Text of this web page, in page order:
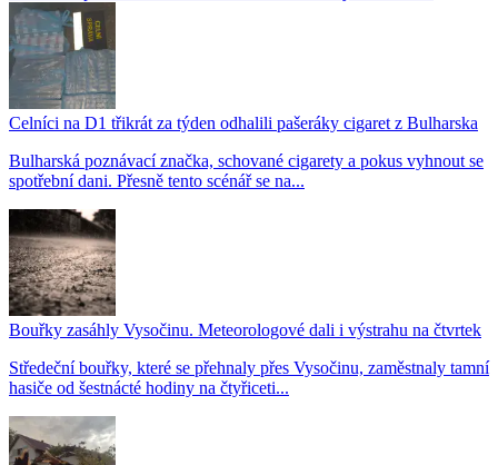
Celníci na D1 třikrát za týden odhalili pašeráky cigaret z Bulharska
Bulharská poznávací značka, schované cigarety a pokus vyhnout se
spotřební dani. Přesně tento scénář se na...
Bouřky zasáhly Vysočinu. Meteorologové dali i výstrahu na čtvrtek
Středeční bouřky, které se přehnaly přes Vysočinu, zaměstnaly tamní
hasiče od šestnácté hodiny na čtyřiceti...